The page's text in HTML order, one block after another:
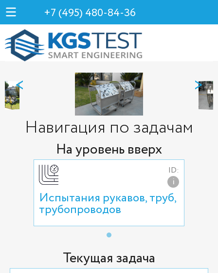
+7 (495) 480-84-36
< >
Навигация по задачам
На уровень вверх
ID:
i
Испытания рукавов, труб,
трубопроводов
Текущая задача